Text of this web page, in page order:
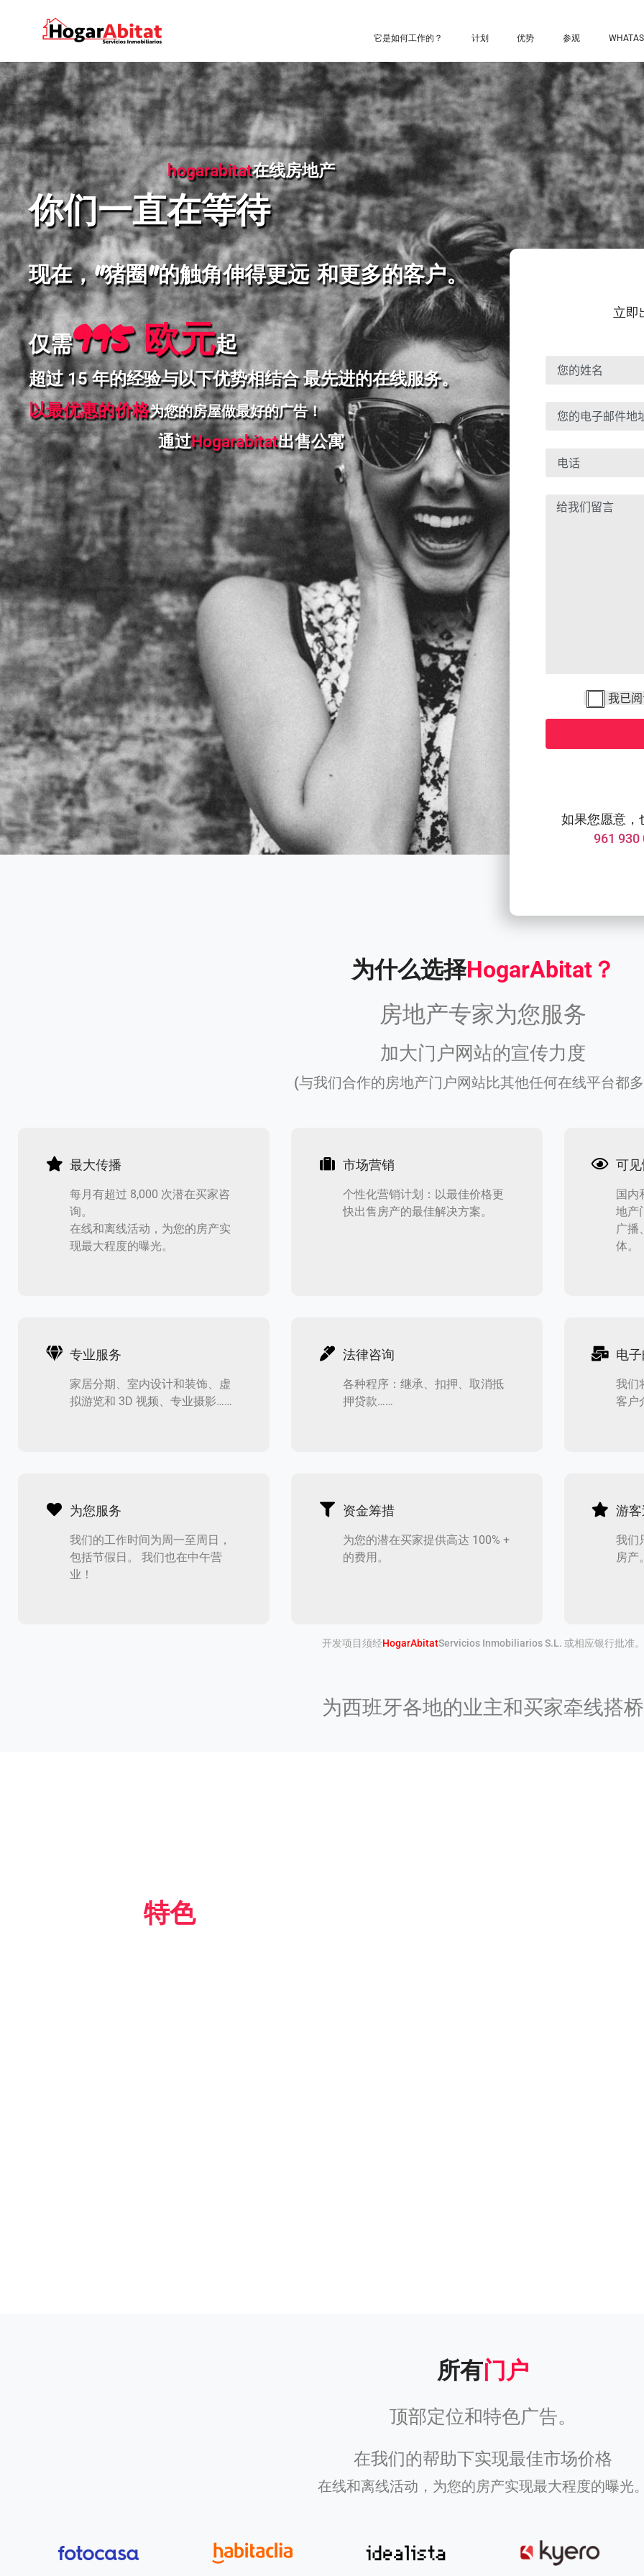
它是如何工作的？ 计划 优势 参观
hogarabitat在线房地产
你们一直在等待
现在，"猪圈"的触角伸得更远 和更多的客户。
仅需995 欧元起
超过 15 年的经验与以下优势相结合 最先进的在线服务。
以最优惠的价格为您的房屋做最好的广告！
通过Hogarabitat出售公寓
立即
我已
如果您愿意，
961 930
为什么选择HogarAbitat？
房地产专家为您服务
加大门户网站的宣传力度
(与我们合作的房地产门户网站比其他任何在线平台都
最大传播
每月有超过 8,000 次潜在买家咨
询。
在线和离线活动，为您的房产实
现最大程度的曝光。
市场营销
个性化营销计划：以最佳价格更
快出售房产的最佳解决方案。
可
国内
地产
广播
体。
专业服务
家居分期、室内设计和装饰、虚
拟游览和 3D 视频、专业摄影……
法律咨询
各种程序：继承、扣押、取消抵
押贷款……
电
我们
客户
为您服务
我们的工作时间为周一至周日，
包括节假日。 我们也在中午营
业！
资金筹措
为您的潜在买家提供高达 100% +
的费用。
游
我们
房产
开发项目须经HogarAbitatServicios Inmobiliarios S.L. 或相应银行批准。
为西班牙各地的业主和买家牵线搭桥
特色
所有门户
顶部定位和特色广告。
在我们的帮助下实现最佳市场价格
在线和离线活动，为您的房产实现最大程度的曝光